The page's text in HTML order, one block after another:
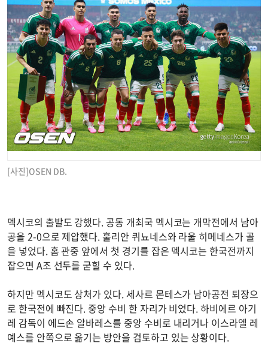
[사진]OSEN DB.
멕시코의 출발도 강했다. 공동 개최국 멕시코는 개막전에서 남아
공을 2-0으로 제압했다. 훌리안 퀴뇨네스와 라울 히메네스가 골
을 넣었다. 홈 관중 앞에서 첫 경기를 잡은 멕시코는 한국전까지
잡으면 A조 선두를 굳힐 수 있다.
하지만 멕시코도 상처가 있다. 세사르 몬테스가 남아공전 퇴장으
로 한국전에 빠진다. 중앙 수비 한 자리가 비었다. 하비에르 아기
레 감독이 에드손 알바레스를 중앙 수비로 내리거나 이스라엘 레
예스를 안쪽으로 옮기는 방안을 검토하고 있는 상황이다.